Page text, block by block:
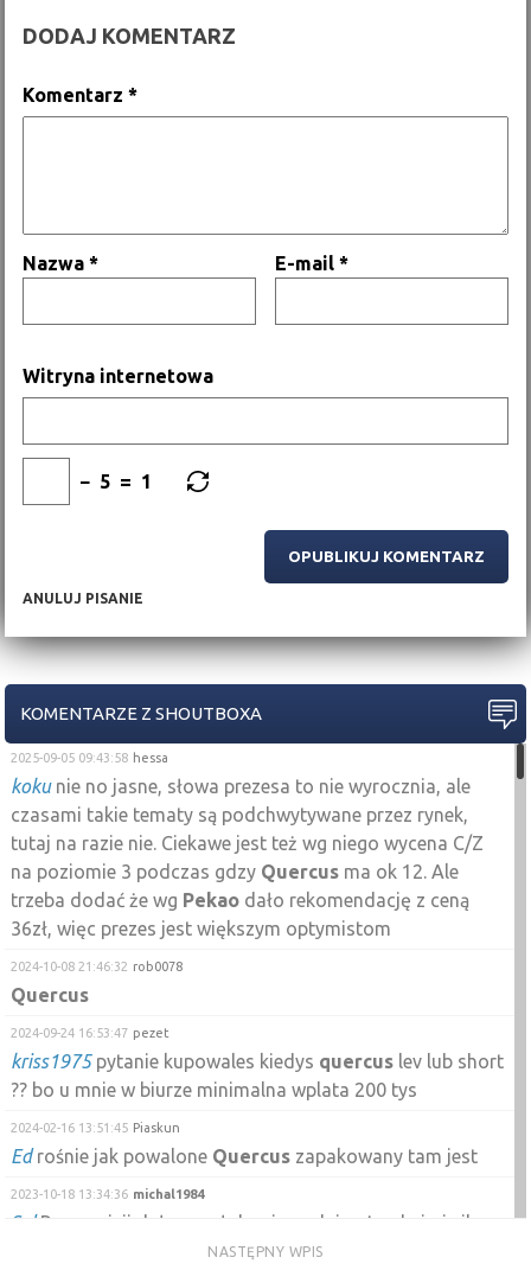
DODAJ KOMENTARZ
ANULUJ PISANIE
Komentarz*
Nazwa* E-mail*
Witryna internetowa
− 5 = 1
KOMENTARZE Z SHOUTBOXA
2025-09-05 09:43:58 hessa
kokunie no jasne, słowa prezesa to nie wyrocznia, ale
czasami takie tematy są podchwytywane przez rynek,
tutaj na razie nie. Ciekawe jest też wg niego wycena C/Z
na poziomie 3 podczas gdzy Quercus ma ok 12. Ale
trzeba dodać że wg Pekao dało rekomendację z ceną
36zł, więc prezes jest większym optymistom
2024-10-08 21:46:32 rob0078
Quercus
2024-09-24 16:53:47 pezet
kriss1975pytanie kupowales kiedys quercus lev lub short
?? bo u mnie w biurze minimalna wplata 200 tys
2024-02-16 13:51:45 Piaskun
Edrośnie jak powalone Quercus zapakowany tam jest
2023-10-18 13:34:36 michal1984
SalPrzy emisji dał sygnał drugiego dnia , że obejmie ile
potrzeba akcji . NN dobrało teraz dodatkowo w emisji
NASTĘPNY WPIS